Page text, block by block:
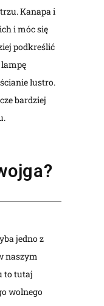
Kanapa i
i móc się
podkreślić
lustro.
bardziej
jedno z
naszym
to tutaj
wolnego